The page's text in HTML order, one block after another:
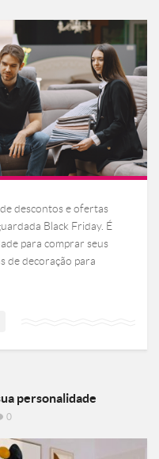
descontos e ofertas
Black Friday. É
para comprar seus
de decoração para
personalidade
0